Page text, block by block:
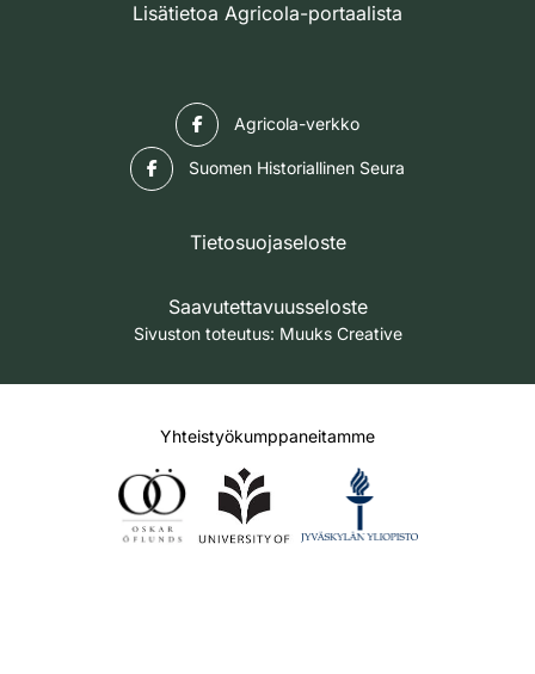
Lisätietoa Agricola-portaalista
Agricola-verkko
Suomen Historiallinen Seura
Tietosuojaseloste
Saavutettavuusseloste
Sivuston toteutus: Muuks Creative
Yhteistyökumppaneitamme